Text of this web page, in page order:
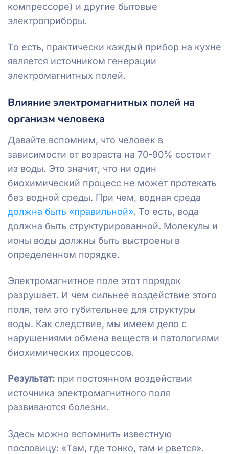
компрессоре) и другие бытовые
электроприборы.
То есть, практически каждый прибор на кухне
является источником генерации
электромагнитных полей.
Влияние электромагнитных полей на
организм человека
Давайте вспомним, что человек в
зависимости от возраста на 70-90% состоит
из воды. Это значит, что ни один
биохимический процесс не может протекать
без водной среды. При чем, водная среда
должна быть «правильной». То есть, вода
должна быть структурированной. Молекулы и
ионы воды должны быть выстроены в
определенном порядке.
Электромагнитное поле этот порядок
разрушает. И чем сильнее воздействие этого
поля, тем это губительнее для структуры
воды. Как следствие, мы имеем дело с
нарушениями обмена веществ и патологиями
биохимических процессов.
Результат: при постоянном воздействии
источника электромагнитного поля
развиваются болезни.
Здесь можно вспомнить известную
пословицу: «Там, где тонко, там и рвется».